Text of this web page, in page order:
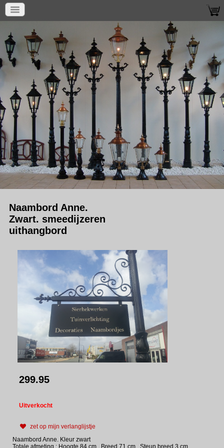
Naambord Anne.
Zwart. smeedijzeren
uithangbord
299.95
Uitverkocht
zet op mijn verlanglijstje
Naambord Anne. Kleur zwart
Totale afmeting : Hoogte 84 cm , Breed 71 cm . Steun breed 3 cm.